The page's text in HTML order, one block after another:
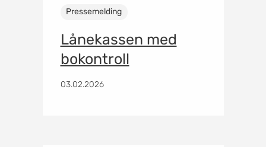
Pressemelding
Lånekassen med
bokontroll
03.02.2026